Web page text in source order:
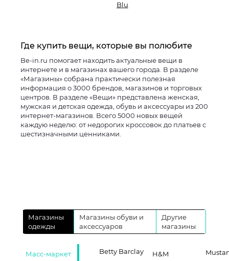
Blu
Где купить вещи, которые вы полюбите
Be-in.ru помогает находить актуальные вещи в
интернете и в магазинах вашего города. В разделе
«Магазины» собрана практически полезная
информация о 3000 брендов, магазинов и торговых
центров. В разделе «Вещи» представлена женская,
мужская и детская одежда, обувь и аксессуары из 200
интернет-магазинов. Всего 5000 новых вещей
каждую неделю: от недорогих кроссовок до платьев с
шестизначными ценниками.
Магазины
одежды
Магазины обуви и
аксессуаров
Другие
магазины
Масс-маркет
Betty Barclay
H&M